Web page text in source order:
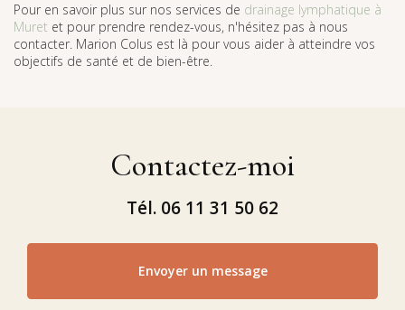
Pour en savoir plus sur nos services de drainage lymphatique à
Muret et pour prendre rendez-vous, n'hésitez pas à nous
contacter. Marion Colus est là pour vous aider à atteindre vos
objectifs de santé et de bien-être.
Contactez-moi
Tél. 06 11 31 50 62
Envoyer un message